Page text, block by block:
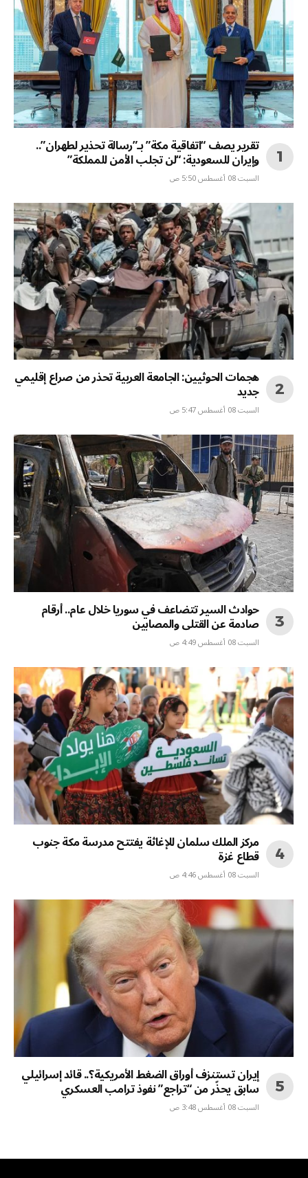
تقرير يصف “اتفاقية مكة” بـ”رسالة تحذير لطهران”..
وإيران للسعودية: “لن تجلب الأمن للمملكة”
السبت 08 أغسطس 5:50 ص
هجمات الحوثيين: الجامعة العربية تحذر من صراع إقليمي
جديد
السبت 08 أغسطس 5:47 ص
حوادث السير تتضاعف في سوريا خلال عام.. أرقام
صادمة عن القتلى والمصابين
السبت 08 أغسطس 4:49 ص
مركز الملك سلمان للإغاثة يفتتح مدرسة مكة جنوب
قطاع غزة
السبت 08 أغسطس 4:46 ص
إيران تستنزف أوراق الضغط الأمريكية؟.. قائد إسرائيلي
سابق يحذّر من “تراجع” نفوذ ترامب العسكري
السبت 08 أغسطس 3:48 ص